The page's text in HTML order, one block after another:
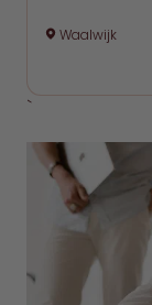
Waalwijk
`